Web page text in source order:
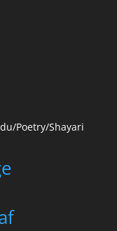
Poetry/Shayari